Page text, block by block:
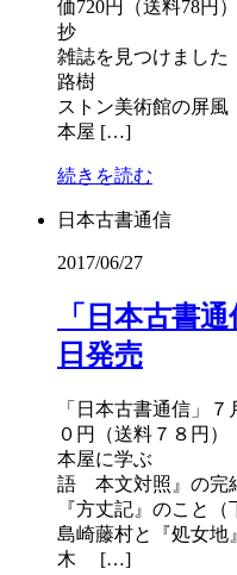
価720円（送料78円
抄 成澤
雑誌を見つけま
路樹 中村太
ストン美術館の屏
本屋 […]
続きを読む
日本古書通信
2017/06/27
「日本古書
日発売
「日本古書通信」
０円（送料７８円
本屋に学ぶ
語 本文対照』の
『方丈記』
島崎藤村
木 […]